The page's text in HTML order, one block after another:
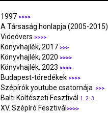
1997 >>>>
A Társaság honlapja (2005-2015)
Videóvers >>>>
Könyvhajlék, 2017 >>>
Könyvhajlék, 2020 >>>>
Könyvhajlék, 2023 >>>>
Budapest-töredékek >>>>
Szépírók youtube csatornája >>>
Balti Költészeti Fesztivál 1. 2. 3.
XV. Szépíró Fesztivál >>>>